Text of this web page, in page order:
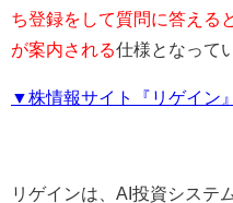
ち登録をして質問に答える
が案内される仕様となって
▼株情報サイト『リゲイン
リゲインは、AI投資システ